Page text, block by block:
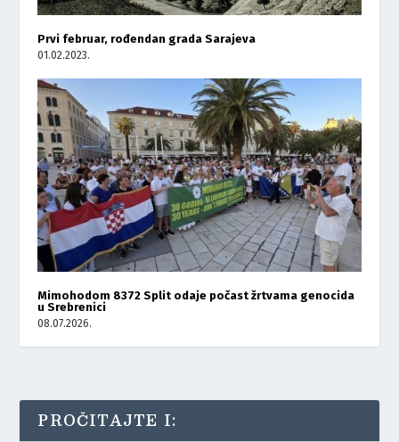
Prvi februar, rođendan grada Sarajeva
01.02.2023.
Mimohodom 8372 Split odaje počast žrtvama genocida
u Srebrenici
08.07.2026.
PROČITAJTE I: